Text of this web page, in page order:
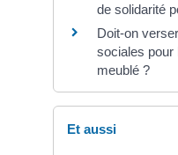
de solidarité
Doit-on
sociales pour
meublé ?
Et aussi